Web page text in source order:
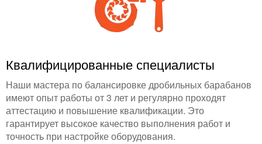
Квалифицированные специалисты
Наши мастера по балансировке дробильных барабанов
имеют опыт работы от 3 лет и регулярно проходят
аттестацию и повышение квалификации. Это
гарантирует высокое качество выполнения работ и
точность при настройке оборудования.